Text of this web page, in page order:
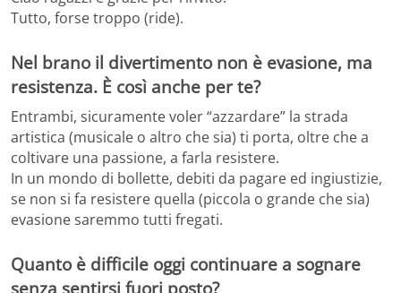
Tutto, forse troppo (ride).
Nel brano il divertimento non è evasione, ma
resistenza. È così anche per te?
Entrambi, sicuramente voler “azzardare” la strada
artistica (musicale o altro che sia) ti porta, oltre che a
coltivare una passione, a farla resistere.
In un mondo di bollette, debiti da pagare ed ingiustizie,
se non si fa resistere quella (piccola o grande che sia)
evasione saremmo tutti fregati.
Quanto è difficile oggi continuare a sognare
senza sentirsi fuori posto?